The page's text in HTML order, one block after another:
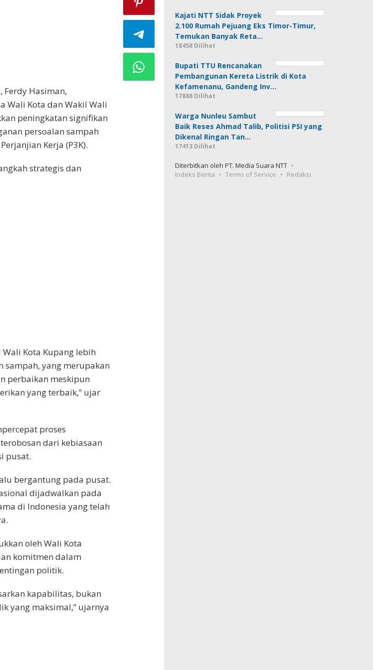
Hasiman,
Wali Kota dan Wakil Wali
peningkatan signifikan
persoalan sampah
Kerja (P3K).
strategis dan
Kota Kupang lebih
sampah, yang merupakan
perbaikan meskipun
yang terbaik,” ujar
proses
dari kebiasaan
pusat.
bergantung pada pusat.
dijadwalkan pada
di Indonesia yang telah
oleh Wali Kota
komitmen dalam
politik.
kapabilitas, bukan
yang maksimal,” ujarnya
Kajati NTT Sidak Proyek
2.100 Rumah Pejuang Eks Timor-Timur,
Temukan Banyak Reta…
18458 Dilihat
Bupati TTU Rencanakan
Pembangunan Kereta Listrik di Kota
Kefamenanu, Gandeng Inv…
17888 Dilihat
Warga Nunleu Sambut
Baik Reses Ahmad Talib, Politisi PSI yang
Dikenal Ringan Tan…
17413 Dilihat
Diterbitkan oleh PT. Media Suara NTT
Indeks Berita
Terms of Service Redaksi